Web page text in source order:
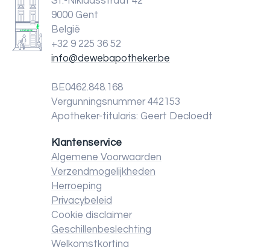
9000 Gent
België
+32 9 225 36 52
info@dewebapotheker.be
BE0462.848.168
Vergunningsnummer 442153
Apotheker-titularis: Geert Decloedt
Klantenservice
Algemene Voorwaarden
Verzendmogelijkheden
Herroeping
Privacybeleid
Cookie disclaimer
Geschillenbeslechting
Welkomstkorting